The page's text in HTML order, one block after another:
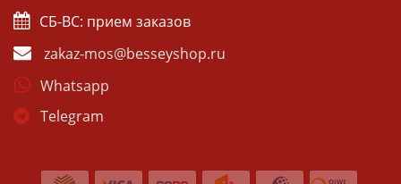
СБ-ВС: прием заказов
zakaz-mos@besseyshop.ru
Whatsapp
Telegram